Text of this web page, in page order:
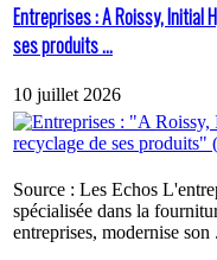
Entreprises : A Roissy, Initial
ses produits ...
10 juillet 2026
Source : Les Echos
spécialisée dans la
entreprises, modernise son